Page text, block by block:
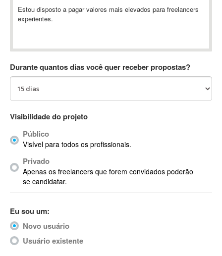
Ableton Push
Abstract
AC3
ACID Pro
ACPI
Acrobat
Acrobat X
Acronis
ACT
Actimize
ActionScript
ActionScript 3
Estou disposto a pagar valores mais elevados para freelancers
experientes.
Durante quantos dias você quer receber propostas?
Visibilidade do projeto
Público
Visível para todos os profissionais.
Privado
Apenas os freelancers que forem convidados poderão
se candidatar.
Eu sou um:
Novo usuário
Usuário existente